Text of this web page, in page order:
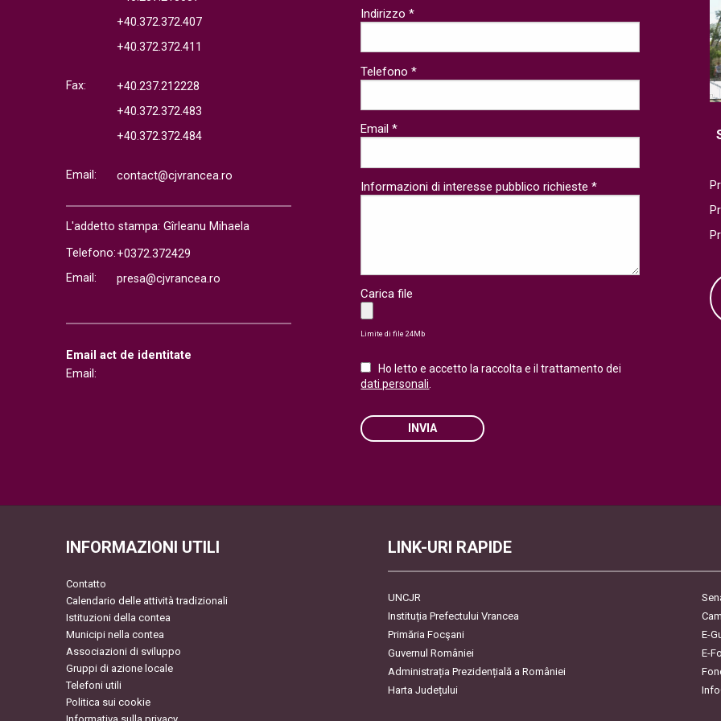
+40.372.372.407
+40.372.372.411
Fax:
+40.237.212228
+40.372.372.483
+40.372.372.484
Email: contact@cjvrancea.ro
L'addetto stampa: Gîrleanu Mihaela
Telefono:+0372.372429
Email:
presa@cjvrancea.ro
Email act de identitate
Email:
Indirizzo *
Telefono *
Email *
Informazioni di interesse pubblico richieste *
Carica file
Limite di file 24Mb
Ho letto e accetto la raccolta e il trattamento dei
dati personali
INVIA
INFORMAZIONI UTILI
Contatto
Calendario delle attività tradizionali
Istituzioni della contea
Municipi nella contea
Associazioni di sviluppo
Gruppi di azione locale
Telefoni utili
Politica sui cookie
LINK-URI RAPIDE
UNCJR
Instituția Prefectului Vrancea
Primăria Focşani
E-
Guvernul României
E-
Administrația Prezidențială a României
Harta Județului